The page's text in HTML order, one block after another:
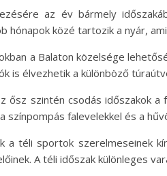
az év bármely
hónapok közé tartozik a nyár,
a Balaton közelsége
is élvezhetik a különböző
ősz szintén csodás időszakok
színpompás falevelekkel és a
a téli sportok szerelmeseinek
A téli időszak különleges